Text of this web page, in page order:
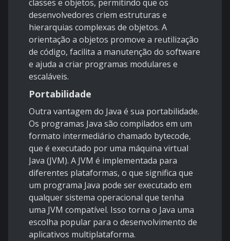
classes e objetos, permitindo que os
desenvolvedores criem estruturas e
hierarquias complexas de objetos. A
orientação a objetos promove a reutilização
de código, facilita a manutenção do software
e ajuda a criar programas modulares e
escaláveis.
Portabilidade
Outra vantagem do Java é sua portabilidade.
Os programas Java são compilados em um
formato intermediário chamado bytecode,
que é executado por uma máquina virtual
Java (JVM). A JVM é implementada para
diferentes plataformas, o que significa que
um programa Java pode ser executado em
qualquer sistema operacional que tenha
uma JVM compatível. Isso torna o Java uma
escolha popular para o desenvolvimento de
aplicativos multiplataforma.